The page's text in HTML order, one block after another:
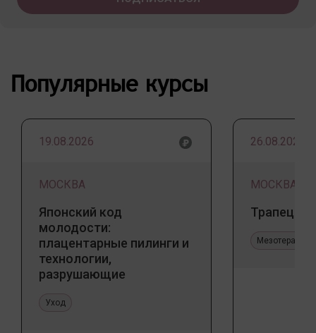
Популярные курсы
19.08.2026
МОСКВА
Японский код
молодости:
плацентарные пилинги и
технологии,
разрушающие
Уход
26.08.2026
МОСКВА
Трапеция
Мезотерапия